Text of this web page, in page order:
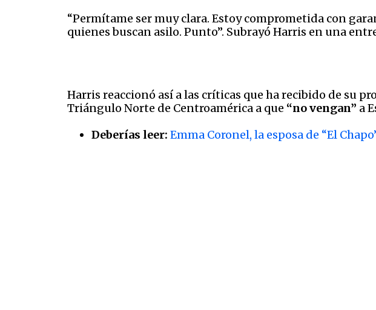
“Permítame ser muy clara. Estoy comprometida con
quienes buscan asilo. Punto”. Subrayó Harris en una
Harris reaccionó así a las críticas que ha recibido de su
Triángulo Norte de Centroamérica a que “no vengan” a
Deberías leer: Emma Coronel, la esposa de “El